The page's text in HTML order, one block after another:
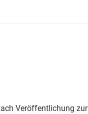
Veröffentlichung zur